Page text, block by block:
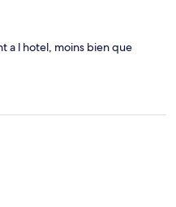
a l hotel, moins bien que